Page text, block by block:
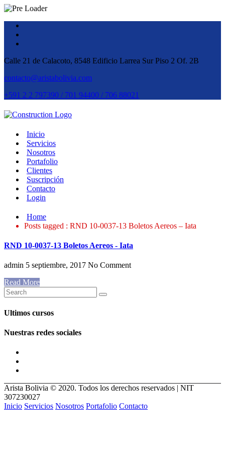
Calle 21 de Calacoto, 8548 Edificio Larrea Sur Piso 2 Of. 2B
contacto@aristabolivia.com
+591 2 2 797390 / 701 94400 / 706 88021
Inicio
Servicios
Nosotros
Portafolio
Clientes
Suscripción
Contacto
Login
Home
Posts tagged : RND 10-0037-13 Boletos Aereos – Iata
RND 10-0037-13 Boletos Aereos - Iata
admin 5 septiembre, 2017 No Comment
Read More
Ultimos cursos
Nuestras redes sociales
Arista Bolivia © 2020. Todos los derechos reservados | NIT
307230027
Inicio Servicios Nosotros Portafolio Contacto